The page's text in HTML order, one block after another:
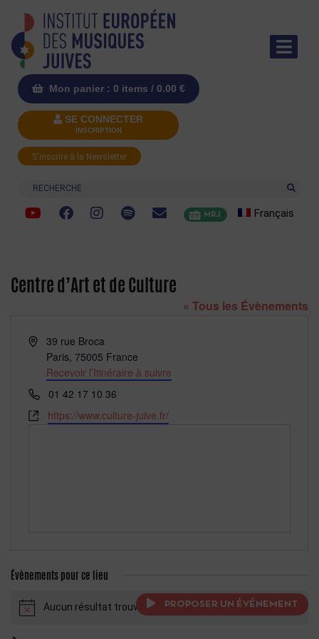
Mon panier : 0 items / 0.00 €
SE CONNECTER
INSCRIPTION
S'inscrire à la Newsletter
Recherche
MRJ Français
Centre d’Art et de Culture
« Tous les Évènements
Adresse39 rue Broca
Paris, 75005 France
Recevoir l’Itinéraire à suivre
Téléphone
01 42 17 10 36
Site
https://www.culture-juive.fr/
Évènements pour ce lieu
NoticeAucun résultat trouvé. PROPOSER UN ÉVÉNEMENT